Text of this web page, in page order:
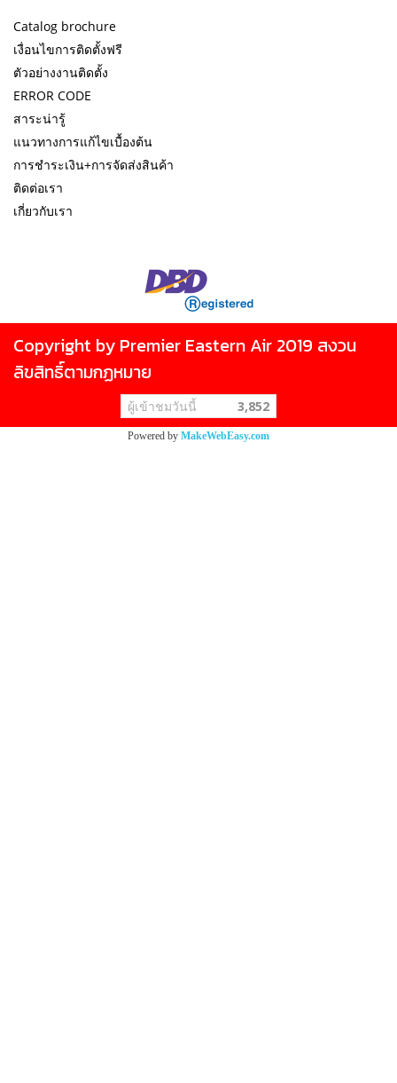
Catalog brochure
เงื่อนไขการติดตั้งฟรี
ตัวอย่างงานติดตั้ง
ERROR CODE
สาระน่ารู้
แนวทางการแก้ไขเบื้องต้น
การชำระเงิน+การจัดส่งสินค้า
ติดต่อเรา
เกี่ยวกับเรา
Copyright by Premier Eastern Air 2019 สงวน
ลิขสิทธิ์ตามกฏหมาย
ผู้เข้าชมวันนี้ 3,852
Powered by MakeWebEasy.com